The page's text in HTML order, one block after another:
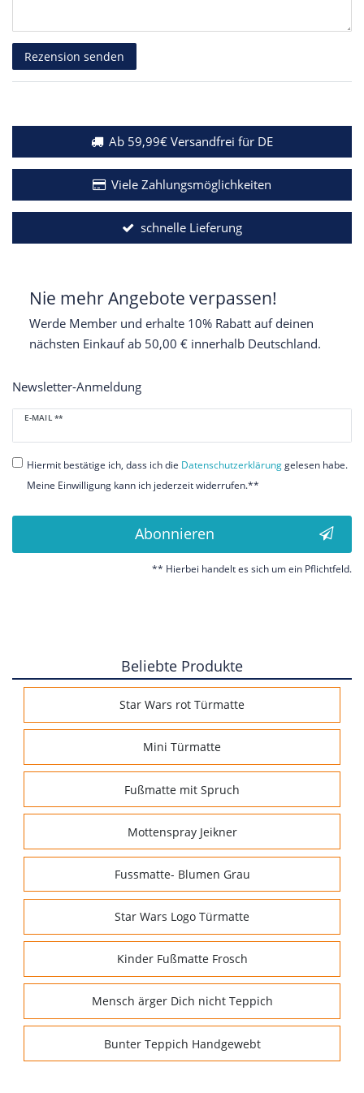
Rezensionstext
Rezension senden
Ab 59,99€ Versandfrei für DE
Viele Zahlungsmöglichkeiten
schnelle Lieferung
Nie mehr Angebote verpassen!
Werde Member und erhalte 10% Rabatt auf deinen
nächsten Einkauf ab 50,00 € innerhalb Deutschland.
Newsletter-Anmeldung
E-MAIL **
Newsletter
Honig
Hiermit bestätige ich, dass ich die Daten­schutz­erklärunggelesen habe.
Meine Einwilligung kann ich jederzeit widerrufen.**
Abonnieren
** Hierbei handelt es sich um ein Pflichtfeld.
Beliebte Produkte
Star Wars rot Türmatte
Mini Türmatte
Fußmatte mit Spruch
Mottenspray Jeikner
Fussmatte- Blumen Grau
Star Wars Logo Türmatte
Kinder Fußmatte Frosch
Mensch ärger Dich nicht Teppich
Bunter Teppich Handgewebt